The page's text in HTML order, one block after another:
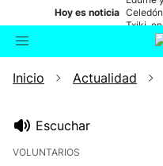
Hoy es noticia Celedón
Txiki, en
directo
Buscador
Inicio Actualidad
Escuchar
VOLUNTARIOS